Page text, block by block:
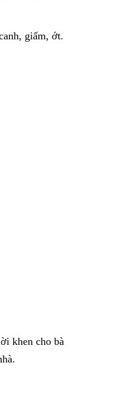
giấm, ớt.
khen cho bà